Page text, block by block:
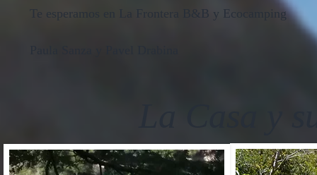
Te esperamos en La Frontera B&B y Ecocamping